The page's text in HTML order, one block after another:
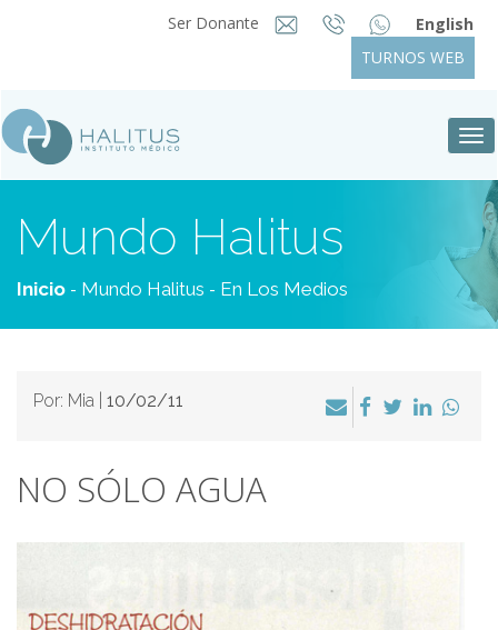
Ser Donante
English
TURNOS WEB
Mundo Halitus
Inicio - Mundo Halitus - En Los Medios
Por: Mia | 10/02/11
NO SÓLO AGUA